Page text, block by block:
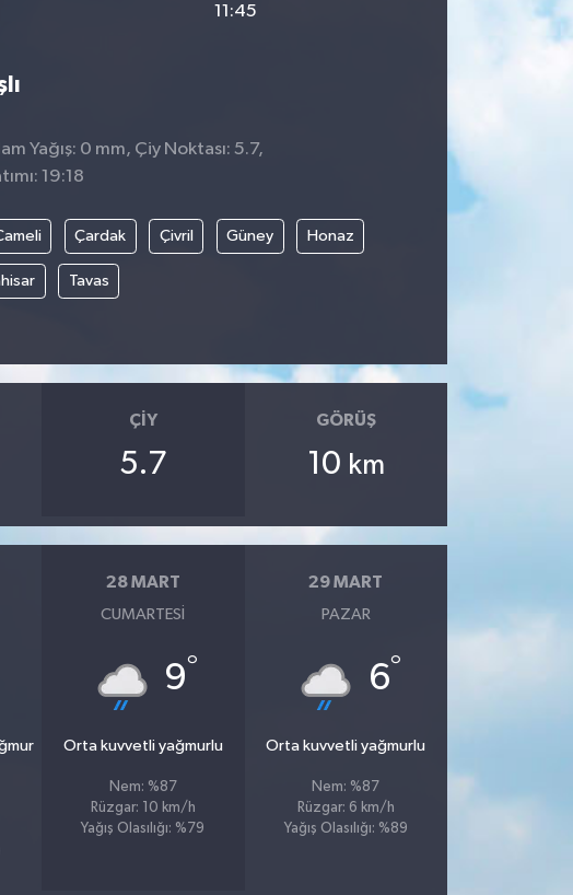
11:45
Yağış: 0 mm, Çiy Noktası: 5.7,
19:18
Çardak Çivril Güney Honaz
Tavas
ÇIY
5.7
GÖRÜŞ
10 km
28 MART
CUMARTESI
9°
Orta kuvvetli yağmurlu
Nem: %87
Rüzgar: 10 km/h
Yağış Olasılığı: %79
29 MART
PAZAR
6°
Orta kuvvetli yağmurlu
Nem: %87
Rüzgar: 6 km/h
Yağış Olasılığı: %89